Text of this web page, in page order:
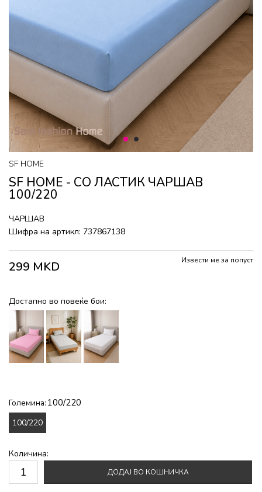
1 2
SF HOME
SF HOME - СО ЛАСТИК ЧАРШАВ
100/220
ЧАРШАВ
Шифра на артикл: 737867138
299 MKD Извести ме за попуст
Достапно во повеќе бои:
Големина: 100/220
100/220
Количина:
ДОДАЈ ВО КОШНИЧКА